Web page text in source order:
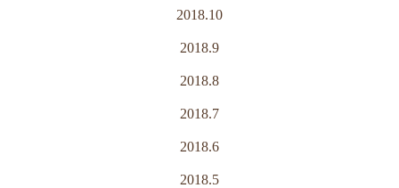
2018.10
2018.9
2018.8
2018.7
2018.6
2018.5